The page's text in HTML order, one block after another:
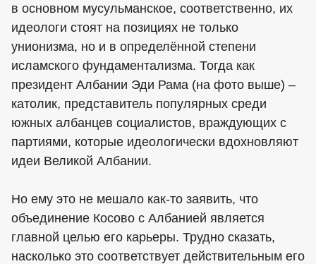
в основном мусульманское, соответственно, их
идеологи стоят на позициях не только
унионизма, но и в определённой степени
исламского фундаментализма. Тогда как
президент Албании Эди Рама (на фото выше) –
католик, представитель популярных среди
южных албанцев социалистов, враждующих с
партиями, которые идеологически вдохновляют
идеи Великой Албании.
Но ему это не мешало как-то заявить, что
объединение Косово с Албанией является
главной целью его карьеры. Трудно сказать,
насколько это соответствует действительным его